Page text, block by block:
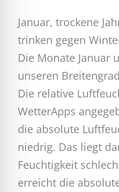
Januar, trockene
trinken gegen
Die Monate Januar
unseren
Die relative
WetterApps
die absolute
niedrig. Das liegt
Feuchtigkeit
erreicht die